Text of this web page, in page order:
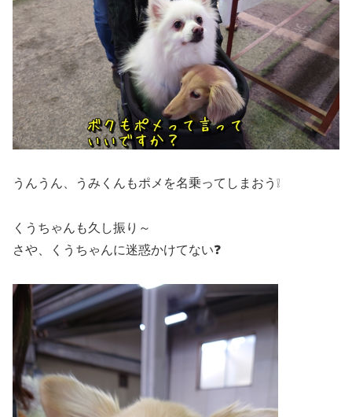
うんうん、うみくんもポメを名乗ってしまおう❕
くうちゃんも久し振り～
さや、くうちゃんに迷惑かけてない❓